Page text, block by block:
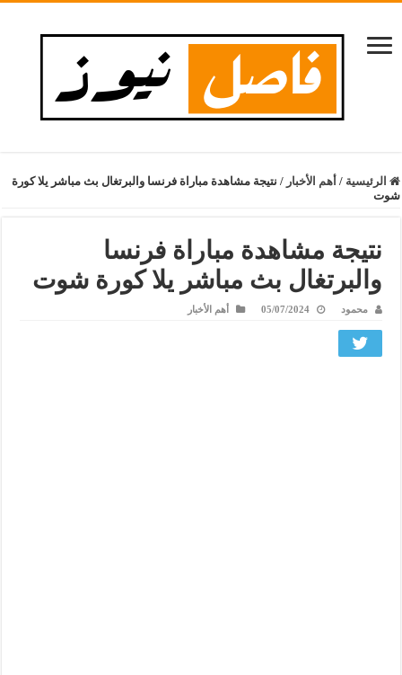
الرئيسية / أهم الأخبار / نتيجة مشاهدة مباراة فرنسا والبرتغال بث مباشر يلا كورة
شوت
نتيجة مشاهدة مباراة فرنسا
والبرتغال بث مباشر يلا كورة شوت
محمود 05/07/2024 أهم الأخبار